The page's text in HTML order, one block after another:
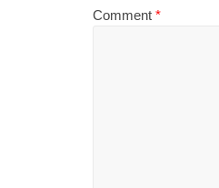
Comment *